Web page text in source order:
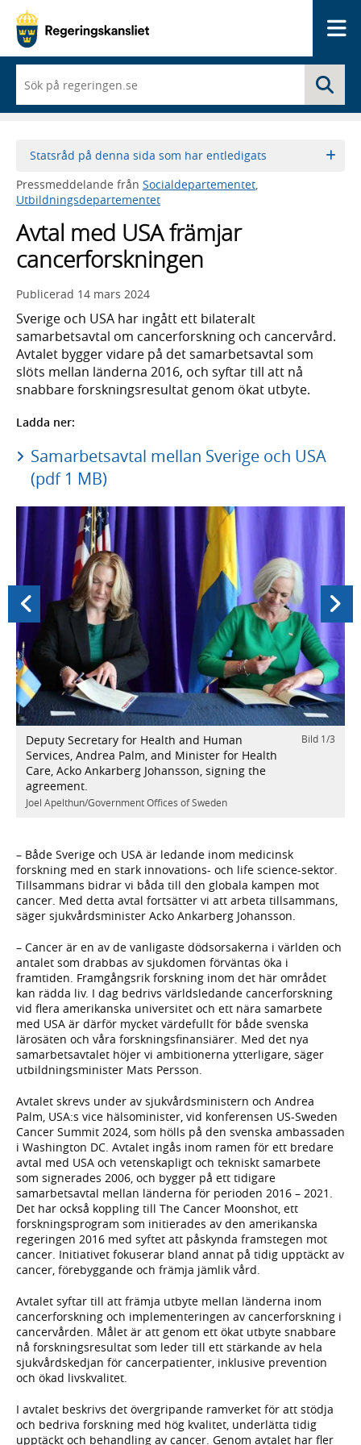
du
börjar
skriva
framträder
lista
med
sökförslag
Statsråd på denna sida som har entledigats
Pressmeddelande från Socialdepartementet
Utbildningsdepartementet
Avtal med USA främjar
cancerforskningen
Publicerad 14 mars 2024
Sverige och USA har ingått ett bilateralt
samarbetsavtal om cancerforskning och cancervård.
Avtalet bygger vidare på det samarbetsavtal som
slöts mellan länderna 2016, och syftar till att nå
snabbare forskningsresultat genom ökat utbyte.
Ladda ner:
Samarbetsavtal mellan Sverige och USA
(pdf 1 MB)
Bild 1/3
Deputy Secretary for Health and Human
Services, Andrea Palm, and Minister for Health
Care, Acko Ankarberg Johansson, signing the
agreement.
Joel Apelthun/Government Offices of Sweden
Föregående Nästa
– Både Sverige och USA är ledande inom medicinsk
forskning med en stark innovations- och life science-sektor.
Tillsammans bidrar vi båda till den globala kampen mot
cancer. Med detta avtal fortsätter vi att arbeta tillsammans,
säger sjukvårdsminister Acko Ankarberg Johansson.
– Cancer är en av de vanligaste dödsorsakerna i världen och
antalet som drabbas av sjukdomen förväntas öka i
framtiden. Framgångsrik forskning inom det här området
kan rädda liv. I dag bedrivs världsledande cancerforskning
vid flera amerikanska universitet och ett nära samarbete
med USA är därför mycket värdefullt för både svenska
lärosäten och våra forskningsfinansiärer. Med det nya
samarbetsavtalet höjer vi ambitionerna ytterligare, säger
utbildningsminister Mats Persson.
Avtalet skrevs under av sjukvårdsministern och Andrea
Palm, USA:s vice hälsominister, vid konferensen US-Sweden
Cancer Summit 2024, som hölls på den svenska ambassaden
i Washington DC. Avtalet ingås inom ramen för ett bredare
avtal med USA och vetenskapligt och tekniskt samarbete
som signerades 2006, och bygger på ett tidigare
samarbetsavtal mellan länderna för perioden 2016 – 2021.
Det har också koppling till The Cancer Moonshot, ett
forskningsprogram som initierades av den amerikanska
regeringen 2016 med syftet att påskynda framstegen mot
cancer. Initiativet fokuserar bland annat på tidig upptäckt av
cancer, förebyggande och främja jämlik vård.
Avtalet syftar till att främja utbyte mellan länderna inom
cancerforskning och implementeringen av cancerforskning i
cancervården. Målet är att genom ett ökat utbyte snabbare
nå forskningsresultat som leder till ett stärkande av hela
sjukvårdskedjan för cancerpatienter, inklusive prevention
och ökad livskvalitet.
I avtalet beskrivs det övergripande ramverket för att stödja
och bedriva forskning med hög kvalitet, underlätta tidig
upptäckt och behandling av cancer. Genom avtalet har fler